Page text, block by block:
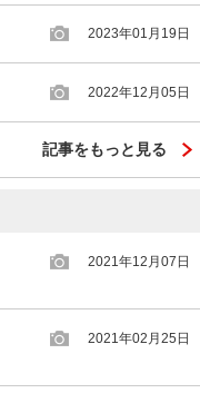
2023年01月19日
2022年12月05日
記事をもっと見る
2021年12月07日
2021年02月25日